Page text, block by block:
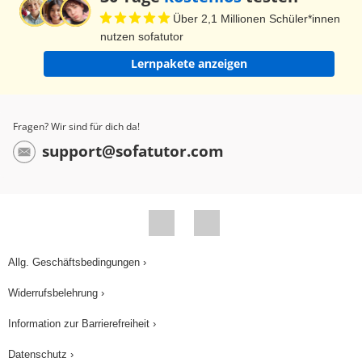
Dafür ist der Besucher mitten in Afrika
angekommen. Die Einnahmen aus dem
Dorftourismus kommen direkt der Entwicklung der
Gemeinde zugute. Die Touristen nehmen am
ein Grundnahrungsmittel in ganz Westafrika. Es
wird zu einer Art Trockenpulver verarbeitet, das
Unterhaltung der Besucher spielt das
Tänzer wirkt schon ziemlich professionell. Und
lauschen, wenn er die alte Legende von der
weisen Spinne vorträgt, die die Weisheit auf die
Über 2,1 Millionen Schüler*innen
nutzen sofatutor
Lernpakete anzeigen
Fragen? Wir sind für dich da!
support@sofatutor.com
Allg. Geschäftsbedingungen ›
Widerrufsbelehrung ›
Information zur Barrierefreiheit ›
Datenschutz ›